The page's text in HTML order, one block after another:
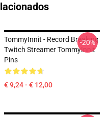
TommyInnit - Record Breaking
Twitch Streamer TommyInnit
Pins
€ 9,24 - € 12,00
-20%